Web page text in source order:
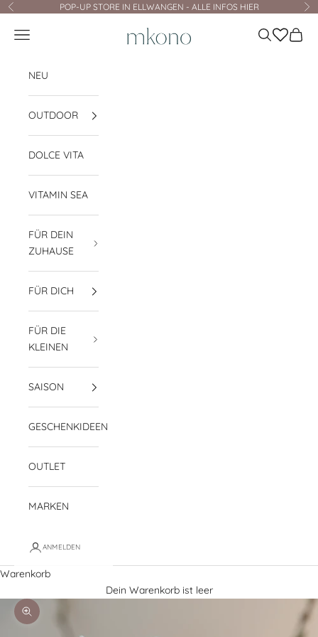
Zum Inhalt springen
Zurück POP-UP STORE IN ELLWANGEN - ALLE INFOS HIER
mkono
Navigationsmenü öffnen Suche öffnen
NEU
OUTDOOR
DOLCE VITA
VITAMIN SEA
FÜR DEIN
ZUHAUSE
FÜR DICH
FÜR DIE
KLEINEN
SAISON
GESCHENKIDEEN
OUTLET
MARKEN
ANMELDEN
Warenkorb
Dein Warenkorb ist leer
Bild vergrößern